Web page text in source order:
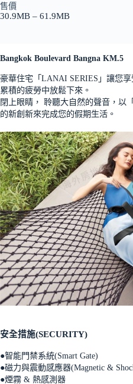
售價
30.9MB – 61.9MB
Bangkok Boulevard Bangna KM.5
豪華住宅「LANAI SERIES」讓您
累積的疲勞中放鬆下來。
閉上眼睛， 聆聽大自然的聲音，以
的新創新來完成您的假期生活。
安全措施(SECURITY)
●智能門禁系統(Smart Gate)
●磁力與震動感應器(Magnetic &
●煙霧 & 熱感測器